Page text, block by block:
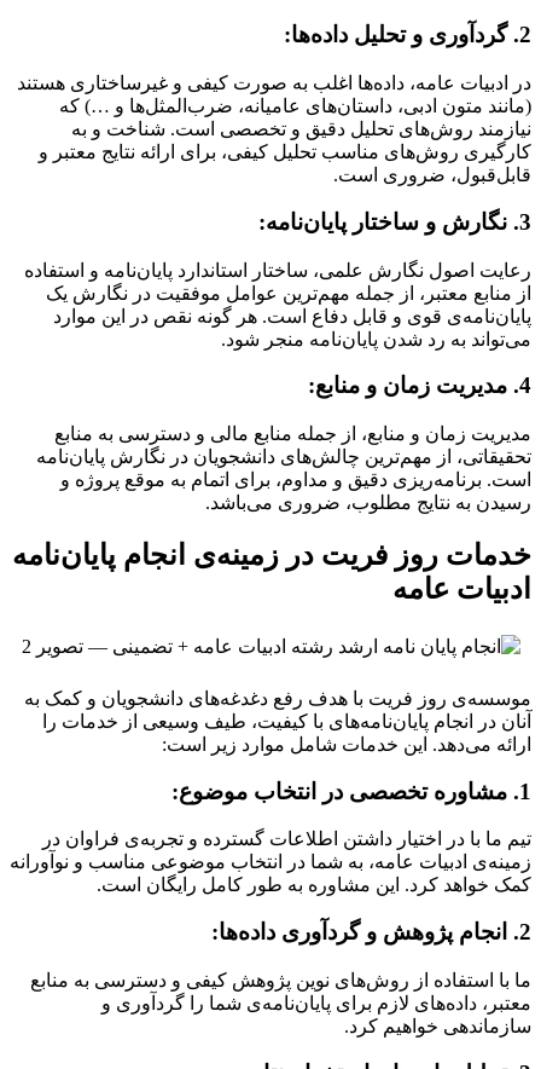
2. گردآوری و تحلیل داده‌ها:
در ادبیات عامه، داده‌ها اغلب به صورت کیفی و غیرساختاری هستند
(مانند متون ادبی، داستان‌های عامیانه، ضرب‌المثل‌ها و …) که
نیازمند روش‌های تحلیل دقیق و تخصصی است. شناخت و به
کارگیری روش‌های مناسب تحلیل کیفی، برای ارائه نتایج معتبر و
قابل‌قبول، ضروری است.
3. نگارش و ساختار پایان‌نامه:
رعایت اصول نگارش علمی، ساختار استاندارد پایان‌نامه و استفاده
از منابع معتبر، از جمله مهم‌ترین عوامل موفقیت در نگارش یک
پایان‌نامه‌ی قوی و قابل دفاع است. هر گونه نقص در این موارد
می‌تواند به رد شدن پایان‌نامه منجر شود.
4. مدیریت زمان و منابع:
مدیریت زمان و منابع، از جمله منابع مالی و دسترسی به منابع
تحقیقاتی، از مهم‌ترین چالش‌های دانشجویان در نگارش پایان‌نامه
است. برنامه‌ریزی دقیق و مداوم، برای اتمام به موقع پروژه و
رسیدن به نتایج مطلوب، ضروری می‌باشد.
خدمات روز فریت در زمینه‌ی انجام پایان‌نامه
ادبیات عامه
موسسه‌ی روز فریت با هدف رفع دغدغه‌های دانشجویان و کمک به
آنان در انجام پایان‌نامه‌های با کیفیت، طیف وسیعی از خدمات را
ارائه می‌دهد. این خدمات شامل موارد زیر است:
1. مشاوره تخصصی در انتخاب موضوع:
تیم ما با در اختیار داشتن اطلاعات گسترده و تجربه‌ی فراوان در
زمینه‌ی ادبیات عامه، به شما در انتخاب موضوعی مناسب و نوآورانه
کمک خواهد کرد. این مشاوره به طور کامل رایگان است.
2. انجام پژوهش و گردآوری داده‌ها:
ما با استفاده از روش‌های نوین پژوهش کیفی و دسترسی به منابع
معتبر، داده‌های لازم برای پایان‌نامه‌ی شما را گردآوری و
سازماندهی خواهیم کرد.